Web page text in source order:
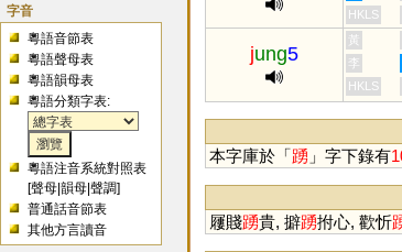
字音
粵語音節表
粵語聲母表
粵語韻母表
粵語分類字表:
粵語注音系統對照表
[聲母 |韻母 |聲調]
普通話音節表
其他方言讀音
HKLS
jung5
黃
李
HKLS
本字庫於「踴 」字下錄有
屨賤踴貴, 擗踴拊心, 歡忻